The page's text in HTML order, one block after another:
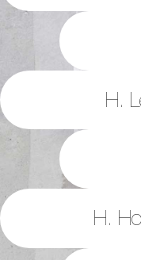
H.
H.